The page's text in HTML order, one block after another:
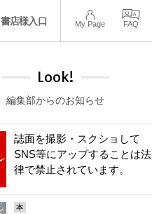
書店様入口 My Page FAQ
Look!
編集部からのお知らせ
誌面を撮影・スクショして
SNS等にアップすることは法
律で禁止されています。
本